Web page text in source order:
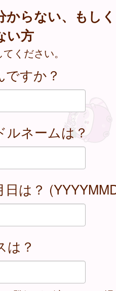
からない、もし
い方
ください。
すか？
ルネームは？
は？
は？